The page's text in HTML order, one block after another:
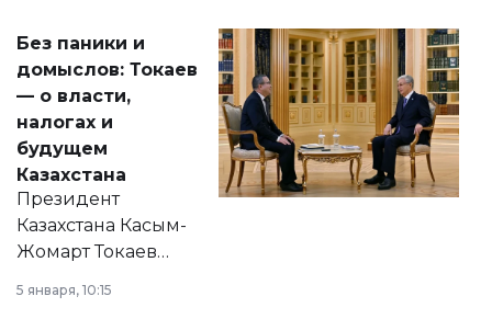
Без паники и
домыслов: Токаев
— о власти,
налогах и
будущем
Казахстана
Президент
Казахстана Касым-
Жомарт Токаев
сразу несколько
5 января, 10:15